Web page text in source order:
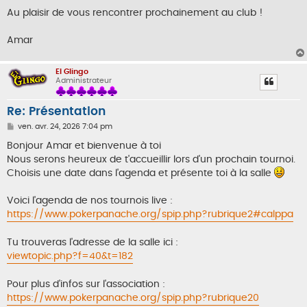
Au plaisir de vous rencontrer prochainement au club !
Amar
El Glingo
Administrateur
Re: Présentation
M
s
a
g
ven. avr. 24, 2026 7:04 pm
Bonjour Amar et bienvenue à toi
Nous serons heureux de t'accueillir lors d'un prochain tournoi.
Choisis une date dans l'agenda et présente toi à la salle
Voici l'agenda de nos tournois live :
https://www.pokerpanache.org/spip.php?rubrique2#calppa
Tu trouveras l'adresse de la salle ici :
viewtopic.php?f=40&t=182
Pour plus d'infos sur l'association :
https://www.pokerpanache.org/spip.php?rubrique20